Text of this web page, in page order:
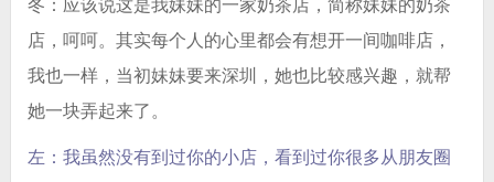
冬：应该说这是我妹妹的一家奶茶店，简称妹妹的奶茶
店，呵呵。其实每个人的心里都会有想开一间咖啡店，
我也一样，当初妹妹要来深圳，她也比较感兴趣，就帮
她一块弄起来了。
左：我虽然没有到过你的小店，看到过你很多从朋友圈